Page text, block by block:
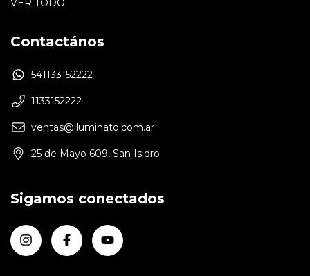
VER TODO
Contactános
541133152222
1133152222
ventas@iluminato.com.ar
25 de Mayo 609, San Isidro
Sigamos conectados